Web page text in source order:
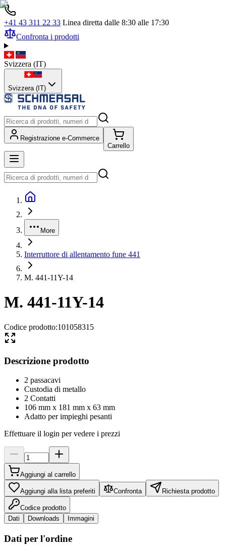
+41 43 311 22 33 Linea diretta dalle 8:30 alle 17:30
Confronta i prodotti
Svizzera (IT)
Svizzera (IT)
Registrazione e-Commerce
Carrello
More
Interruttore di allentamento fune 441
M. 441-11Y-14
M. 441-11Y-14
Codice prodotto:101058315
Descrizione prodotto
2 passacavi
Custodia di metallo
2 Contatti
106 mm x 181 mm x 63 mm
Adatto per impieghi pesanti
Effettuare il login per vedere i prezzi
Aggiungi al carrello
Aggiungi alla lista preferiti Confronta Richiesta prodotto
Codice prodotto
Dati
Downloads Immagini
Dati per l'ordine